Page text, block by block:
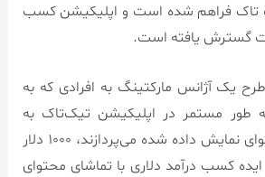
تاک فراهم شده است و اپلیکیشن کسب
گسترش یافته است.
یک آژانس مارکتینگ به افرادی که به
و به ‌طور مستمر در اپلیکیشن تیک‌تاک به
جستجو و دیدن محتوای نمایش داده شده می‌پردازند، ۱۰۰۰ دلار
کسب درآمد دلاری با تماشای محتوای